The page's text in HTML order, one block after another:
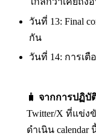
วันที่ 13: Final
กัน
วันที่ 14: การเ
🧳 จากการปฏิบั
Twitter/X ที่แข่ง
ดำเนิน